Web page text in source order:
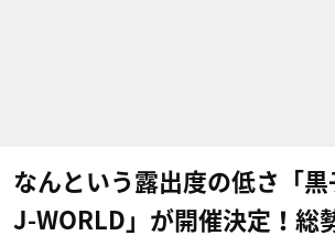
なんという露出度の低さ「
J-WORLD」が開催決定！総